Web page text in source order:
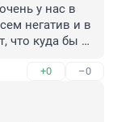
у нас в
негатив и в
что куда бы
+0 –0